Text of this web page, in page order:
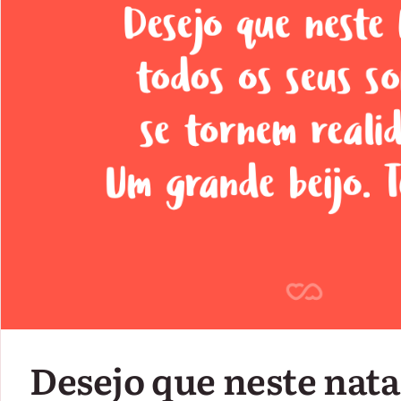
Desejo que neste